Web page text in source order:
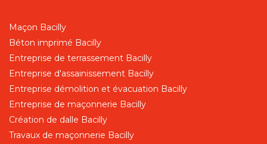
Maçon Bacilly
Béton imprimé Bacilly
Entreprise de terrassement Bacilly
Entreprise d'assainissement Bacilly
Entreprise démolition et évacuation Bacilly
Entreprise de maçonnerie Bacilly
Création de dalle Bacilly
Travaux de maçonnerie Bacilly